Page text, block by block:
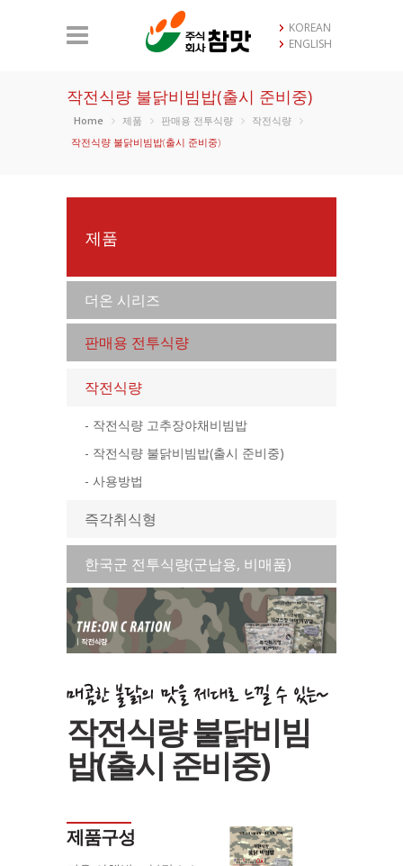
KOREAN
ENGLISH
작전식량 불닭비빔밥(출시 준비중)
Home 제품 판매용 전투식량
작전식량
작전식량 불닭비빔밥(출시 준비중)
제품
더온 시리즈
판매용 전투식량
작전식량
- 작전식량 고추장야채비빔밥
- 작전식량 불닭비빔밥(출시 준비중)
- 사용방법
즉각취식형
한국군 전투식량(군납용, 비매품)
작전식량 불닭비빔
밥(출시 준비중)
제품구성